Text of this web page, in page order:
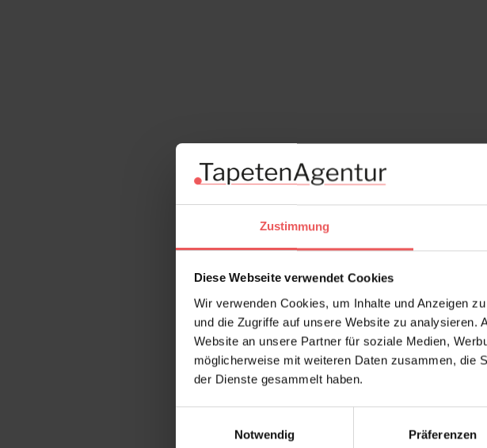
Zustimmung
Diese Webseite verwendet Cookies
Wir verwenden Cookies, um Inhalte und Anzeigen
und die Zugriffe auf unsere Website zu analysieren.
Website an unsere Partner für soziale Medien,
möglicherweise mit weiteren Daten zusammen, die
der Dienste gesammelt haben.
Notwendig
Präferenzen